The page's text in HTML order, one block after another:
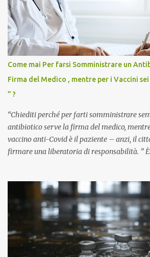
Come mai Per farsi Somministrare un
Firma del Medico , mentre per i Vaccini
” ?
“Chiediti perché per farti somministrare
antibiotico serve la firma del medico,
vaccino anti-Covid è il paziente – anzi, il
firmare una liberatoria di responsabilità. ” È
pandemia. Un interrogativo che dovrebbe
ancora il coraggio di pensare con la propria
anti-Covid, un pro-farmaco, con
sviluppato in tempi record, con tecnologie
larga scala, ancora oggetto di studio e di
internazionale serve solo una firma. La